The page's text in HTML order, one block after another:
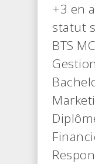
+3 en
statut
BTS